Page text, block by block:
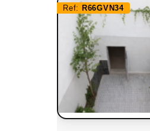
Ref: R66GVN34